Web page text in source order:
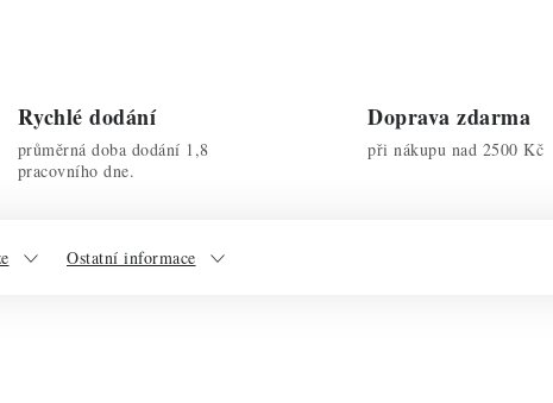
Rychlé dodání
průměrná doba dodání 1,8
pracovního dne.
Doprava zdarma
při nákupu nad 2500 Kč
Ostatní informace